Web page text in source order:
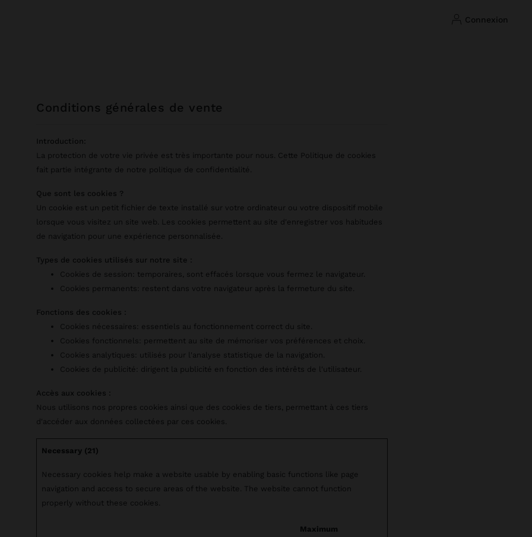
connexion
conditions générales de vente
Introduction:
La protection de votre vie privée est très importante pour nous. Cette Politique de cookies
fait partie intégrante de notre politique de confidentialité.
Que sont les cookies ?
Un cookie est un petit fichier de texte installé sur votre ordinateur ou votre dispositif mobile
lorsque vous visitez un site web. Les cookies permettent au site d'enregistrer vos habitudes
de navigation pour une expérience personnalisée.
Types de cookies utilisés sur notre site :
Cookies de session: temporaires, sont effacés lorsque vous fermez le navigateur.
Cookies permanents: restent dans votre navigateur après la fermeture du site.
Fonctions des cookies :
Cookies nécessaires: essentiels au fonctionnement correct du site.
Cookies fonctionnels: permettent au site de mémoriser vos préférences et choix.
Cookies analytiques: utilisés pour l'analyse statistique de la navigation.
Cookies de publicité: dirigent la publicité en fonction des intérêts de l'utilisateur.
Accès aux cookies :
Nous utilisons nos propres cookies ainsi que des cookies de tiers, permettant à ces tiers
d'accéder aux données collectées par ces cookies.
Necessary (21)
Necessary cookies help make a website usable by enabling basic functions like page
navigation and access to secure areas of the website. The website cannot function
properly without these cookies.
Maximum